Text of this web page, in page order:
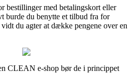
bestillinger med betalingskort eller
burde du benytte et tilbud fra for
du agter at dække pengene over en
CLEAN e-shop bør de i princippet